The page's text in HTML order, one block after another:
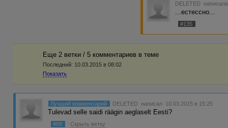
DELETED
...естессно...
#135
Еще 2 ветки / 5 комментариев в темe
Последний: 10.03.2015 в 08:02
Показать
Лучший комментарий DELETED написал 10.03.2015 в 15:25
Tulevad selle saidi räägin aeglaselt Eesti?
#89 Скрыть ветку